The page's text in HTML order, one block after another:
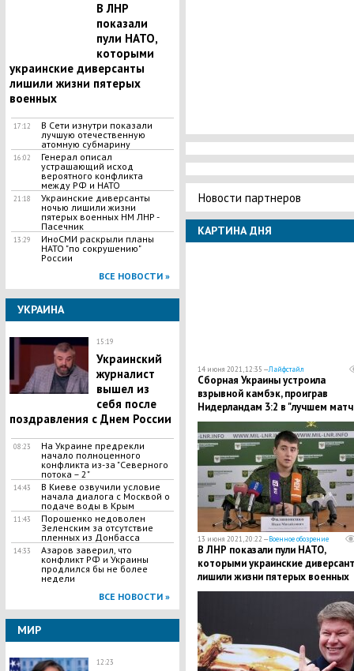
В ЛНР
показали
пули НАТО,
которыми
украинские диверсанты
лишили жизни пятерых
военных
17:12
В Сети изнутри показали
лучшую отечественную
атомную субмарину
16:02
Генерал описал
устрашающий исход
вероятного конфликта
между РФ и НАТО
21:18
Украинские диверсанты
ночью лишили жизни
пятерых военных НМ ЛНР -
Пасечник
13:29
ИноСМИ раскрыли планы
НАТО "по сокрушению"
России
ВСЕ НОВОСТИ »
УКРАИНА
15:19
Украинский
журналист
вышел из
себя после
поздравления с Днем России
08:23
На Украине предрекли
начало полноценного
конфликта из-за "Северного
потока – 2"
14:43
В Киеве озвучили условие
начала диалога с Москвой о
подаче воды в Крым
11:43
Порошенко недоволен
Зеленским за отсутствие
пленных из Донбасса
14:33
Азаров заверил, что
конфликт РФ и Украины
продлился бы не более
недели
ВСЕ НОВОСТИ »
МИР
12:23
Новости партнеров
КАРТИНА ДНЯ
14 июня 2021, 12:35 —Лайфстайл
Сборная Украины устроила
взрывной камбэк, проиграв
Нидерландам 3:2 в "лучшем
Евро-2020
13 июня 2021, 20:22 —Военное обозрение
В ЛНР показали пули НАТО,
которыми украинские
лишили жизни пятерых военных